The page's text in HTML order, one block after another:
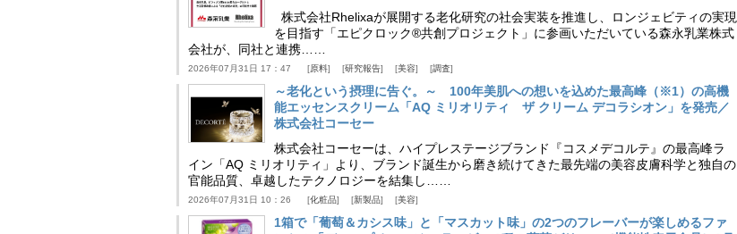
株式会社Rhelixaが展開する老化研究の社会実装を推進し、ロンジェビティの実現
を目指す「エピクロック®共創プロジェクト」に参画いただいている森永乳業株式
会社が、同社と連携……
2026年07月31日 17：47 原料 研究報告 美容 調査
～老化という摂理に告ぐ。～ 100年美肌への想いを込めた最高峰（※1）の高機
能エッセンスクリーム「AQ ミリオリティ ザ クリーム デコラシオン」を発売／
株式会社コーセー
株式会社コーセーは、ハイプレステージブランド『コスメデコルテ』の最高峰ラ
イン「AQ ミリオリティ」より、ブランド誕生から磨き続けてきた最先端の美容皮膚科学と独自の
官能品質、卓越したテクノロジーを結集し……
2026年07月31日 10：26 化粧品 新製品 美容
1箱で「葡萄＆カシス味」と「マスカット味」の2つのフレーバーが楽しめるファ